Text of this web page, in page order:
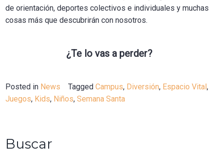
de orientación, deportes colectivos e individuales y muchas
cosas más que descubrirán con nosotros.
¿Te lo vas a perder?
Posted in News TaggedCampus, Diversión, Espacio Vital,
Juegos, Kids, Niños,Semana Santa
Buscar